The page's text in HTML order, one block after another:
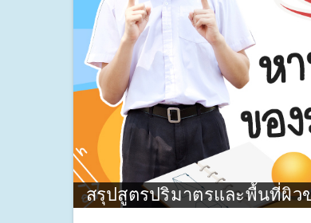
สรุปสูตรปริมาตรและพื้นที่ผิว